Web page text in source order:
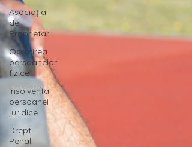
Asociația
de
Proprietari
Ocrotirea
persoanelor
fizice
Insolventa
persoanei
juridice
Drept
Penal